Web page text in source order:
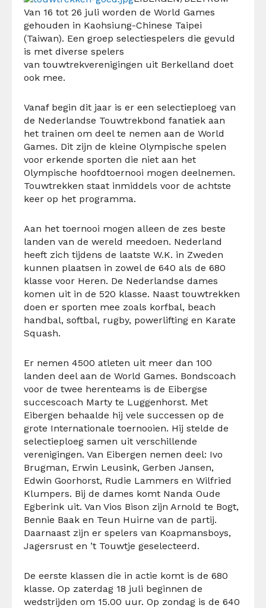
Van 16 tot 26 juli worden de World Games
gehouden in Kaohsiung-Chinese Taipei
(Taiwan). Een groep selectiespelers die gevuld
is met diverse spelers
van touwtrekverenigingen uit Berkelland doet
ook mee.
Vanaf begin dit jaar is er een selectieploeg van
de Nederlandse Touwtrekbond fanatiek aan
het trainen om deel te nemen aan de World
Games. Dit zijn de kleine Olympische spelen
voor erkende sporten die niet aan het
Olympische hoofdtoernooi mogen deelnemen.
Touwtrekken staat inmiddels voor de achtste
keer op het programma.
Aan het toernooi mogen alleen de zes beste
landen van de wereld meedoen. Nederland
heeft zich tijdens de laatste W.K. in Zweden
kunnen plaatsen in zowel de 640 als de 680
klasse voor Heren. De Nederlandse dames
komen uit in de 520 klasse. Naast touwtrekken
doen er sporten mee zoals korfbal, beach
handbal, softbal, rugby, powerlifting en Karate
Squash.
Er nemen 4500 atleten uit meer dan 100
landen deel aan de World Games. Bondscoach
voor de twee herenteams is de Eibergse
succescoach Marty te Luggenhorst. Met
Eibergen behaalde hij vele successen op de
grote Internationale toernooien. Hij stelde de
selectieploeg samen uit verschillende
verenigingen. Van Eibergen nemen deel: Ivo
Brugman, Erwin Leusink, Gerben Jansen,
Edwin Goorhorst, Rudie Lammers en Wilfried
Klumpers. Bij de dames komt Nanda Oude
Egberink uit. Van Vios Bison zijn Arnold te Bogt,
Bennie Baak en Teun Huirne van de partij.
Daarnaast zijn er spelers van Koapmansboys,
Jagersrust en ’t Touwtje geselecteerd.
De eerste klassen die in actie komt is de 680
klasse. Op zaterdag 18 juli beginnen de
wedstrijden om 15.00 uur. Op zondag is de 640